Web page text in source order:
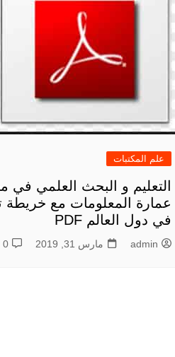
علم المكتبات
التعليم و البحث العلمي في
عمارة المعلومات مع خريطة
في دول العالم PDF
admin مارس 31, 2019 0